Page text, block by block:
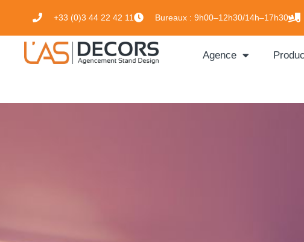
+33 (0)3 44 22 42 11 Bureaux : 9h00–12h30/14h–17h30
Agence